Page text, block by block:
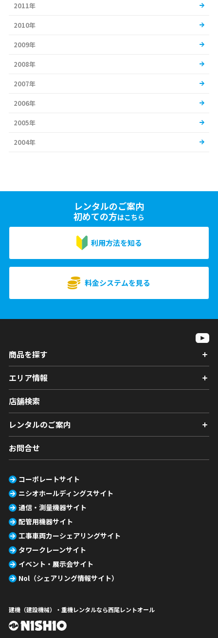
2011年
2010年
2009年
2008年
2007年
2006年
2005年
2004年
レンタルのご案内
初めての方はこちら
利用方法を知る
料金システムを見る
商品を探す
エリア情報
店舗検索
レンタルのご案内
お問合せ
コーポレートサイト
ニシオホールディングスサイト
通信・測量機器サイト
配管用機器サイト
工事車両カーシェアリングサイト
タワークレーンサイト
イベント・展示会サイト
Nol（シェアリング情報サイト）
建機（建設機械）・重機レンタルなら西尾レントオール